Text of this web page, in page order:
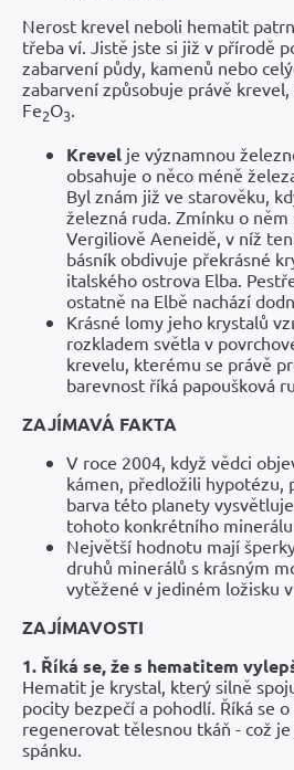
Nerost krevel neboli hematit
třeba ví. Jistě jste si již v přírodě
zabarvení půdy, kamenů nebo
zabarvení způsobuje právě
Fe2O3.
Krevel je významnou
obsahuje o něco méně
Byl znám již ve starověku,
železná ruda. Zmínku o
Vergiliově Aeneidě, v níž
básník obdivuje překrásné
italského ostrova Elba.
ostatně na Elbě nachází
Krásné lomy jeho krystalů
rozkladem světla v
krevelu, kterému se právě
barevnost říká papoušková
ZAJÍMAVÁ FAKTA
V roce 2004, když vědci
kámen, předložili hypotézu,
barva této planety
tohoto konkrétního
Největší hodnotu mají
druhů minerálů s krásným
vytěžené v jediném ložisku
ZAJÍMAVOSTI
1. Říká se, že s hematitem
Hematit je krystal, který silně
pocity bezpečí a pohodlí. Říká se
regenerovat tělesnou tkáň - což
spánku.